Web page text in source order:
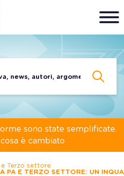
sono state semplificate.
è cambiato
Terzo settore
PA E TERZO SETTORE: UN